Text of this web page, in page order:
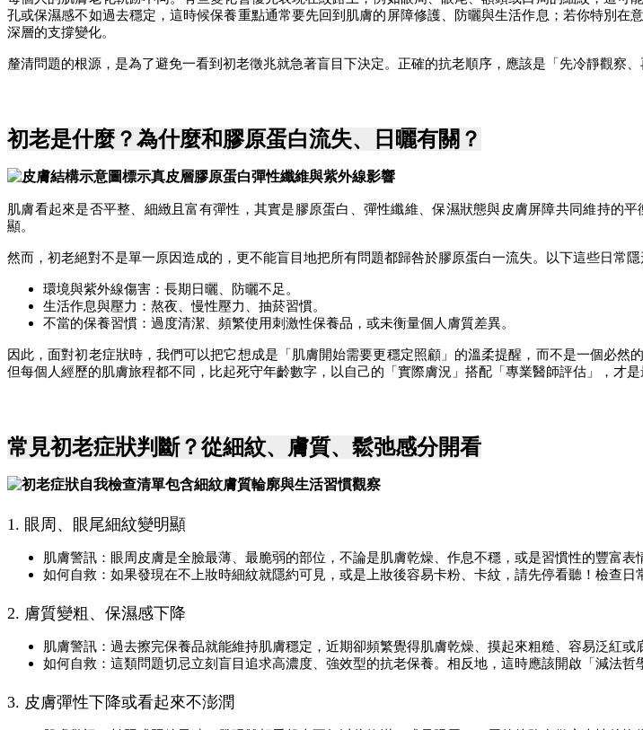
孔或保濕感不如過去穩定，這時候保養重點通常要先回到肌膚的屏障修護、防曬與生活作息；若你特別
深層的支撐變化。
釐清問題的根源，是為了避免一看到初老徵兆就急著盲目下決定。正確的抗老順序，應該是「先冷靜觀察
初老是什麼？為什麼和膠原蛋白流失、日曬有關？
肌膚看起來是否平整、細緻且富有彈性，其實是膠原蛋白、彈性纖維、保濕狀態與皮膚屏障共同維持的
顯。
然而，初老絕對不是單一原因造成的，更不能盲目地把所有問題都歸咎於膠原蛋白一流失。以下這些日常
環境與紫外線傷害：長期日曬、防曬不足。
生活作息與壓力：熬夜、慢性壓力、抽菸習慣。
不當的保養習慣：過度清潔、頻繁使用刺激性保養品，或未衡量個人膚質差異。
因此，面對初老症狀時，我們可以把它想成是「肌膚開始需要更穩定照顧」的溫柔提醒，而不是一個必然
但每個人經歷的肌膚旅程都不同，比起死守年齡數字，以自己的「實際膚況」搭配「專業醫師評估」，才是
常見初老症狀判斷？從細紋、膚質、鬆弛感分開看
1. 眼周、眼尾細紋變明顯
肌膚警訊：眼周皮膚是全臉最薄、最脆弱的部位，不論是肌膚乾燥、作息不穩，或是習慣性的豐富表
如何自救：如果發現在不上妝時細紋就隱約可見，或是上妝後容易卡粉、卡紋，請先停看聽！檢查
2. 膚質變粗、保濕感下降
肌膚警訊：過去擦完保養品就能維持肌膚穩定，近期卻頻繁覺得肌膚乾燥、摸起來粗糙、容易泛紅
如何自救：這類問題切忌立刻盲目追求高濃度、強效型的抗老保養。相反地，這時應該開啟「減法
3. 皮膚彈性下降或看起來不澎潤